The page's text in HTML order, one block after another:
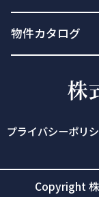
物件カタログ
プライバシーポリ
Copyright